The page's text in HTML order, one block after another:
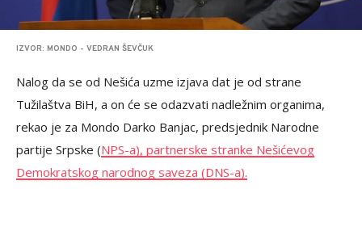
IZVOR: MONDO - VEDRAN ŠEVČUK
Nalog da se od Nešića uzme izjava dat je od strane
Tužilaštva BiH, a on će se odazvati nadležnim organima,
rekao je za Mondo Darko Banjac, predsjednik Narodne
partije Srpske (NPS-a), partnerske stranke Nešićevog
Demokratskog narodnog saveza (DNS-a).